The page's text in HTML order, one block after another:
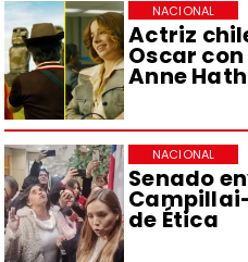
Actriz
Oscar
Anne
NACIONAL
Senado
de Ética
NACIONAL